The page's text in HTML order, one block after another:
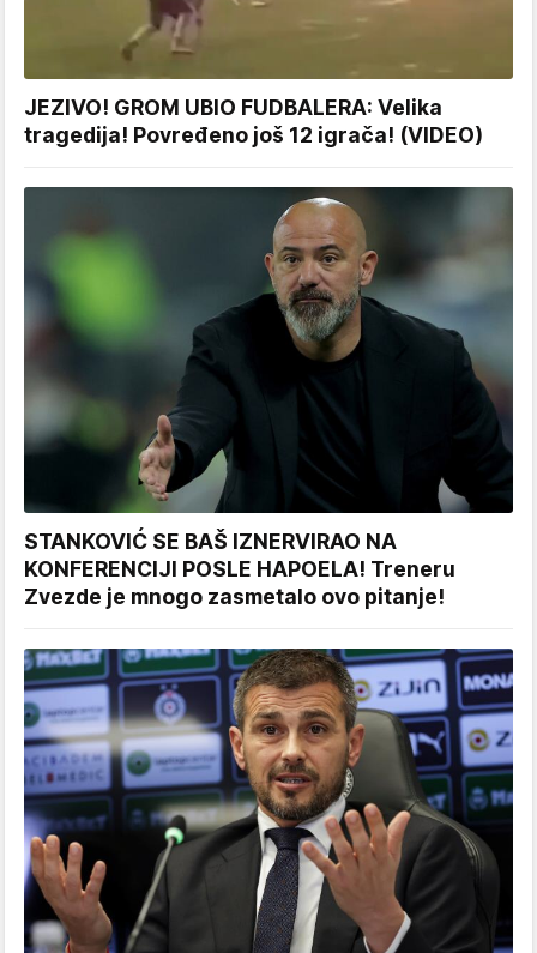
JEZIVO! GROM UBIO FUDBALERA: Velika
tragedija! Povređeno još 12 igrača! (VIDEO)
STANKOVIĆ SE BAŠ IZNERVIRAO NA
KONFERENCIJI POSLE HAPOELA! Treneru
Zvezde je mnogo zasmetalo ovo pitanje!